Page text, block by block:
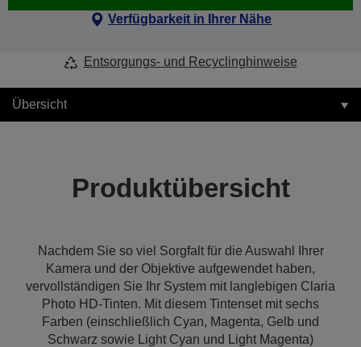
Verfügbarkeit in Ihrer Nähe
Entsorgungs- und Recyclinghinweise
Übersicht
Produktübersicht
Nachdem Sie so viel Sorgfalt für die Auswahl Ihrer
Kamera und der Objektive aufgewendet haben,
vervollständigen Sie Ihr System mit langlebigen Claria
Photo HD-Tinten. Mit diesem Tintenset mit sechs
Farben (einschließlich Cyan, Magenta, Gelb und
Schwarz sowie Light Cyan und Light Magenta)